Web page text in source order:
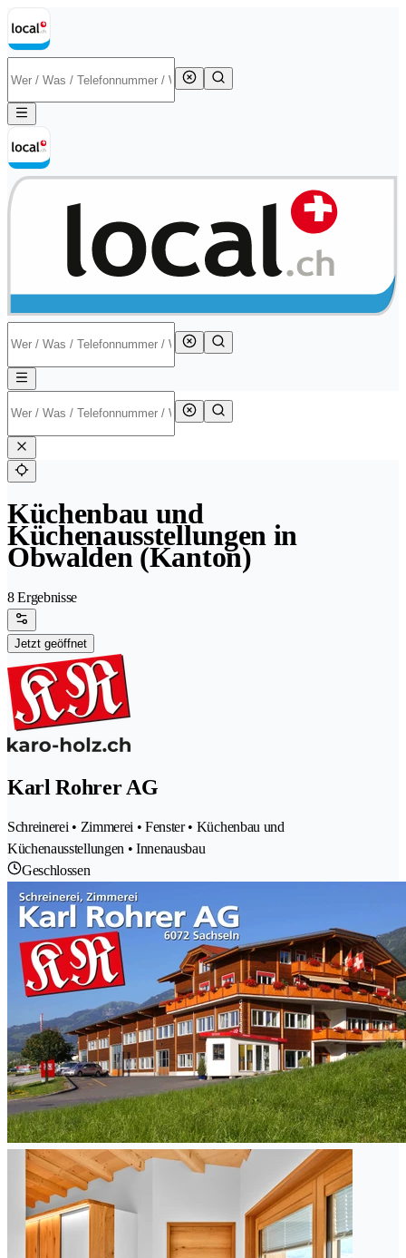
Küchenbau und
Küchenausstellungen in
Obwalden (Kanton)
8 Ergebnisse
Jetzt geöffnet
Karl Rohrer AG
Schreinerei • Zimmerei • Fenster • Küchenbau und
Küchenausstellungen • Innenausbau
Geschlossen